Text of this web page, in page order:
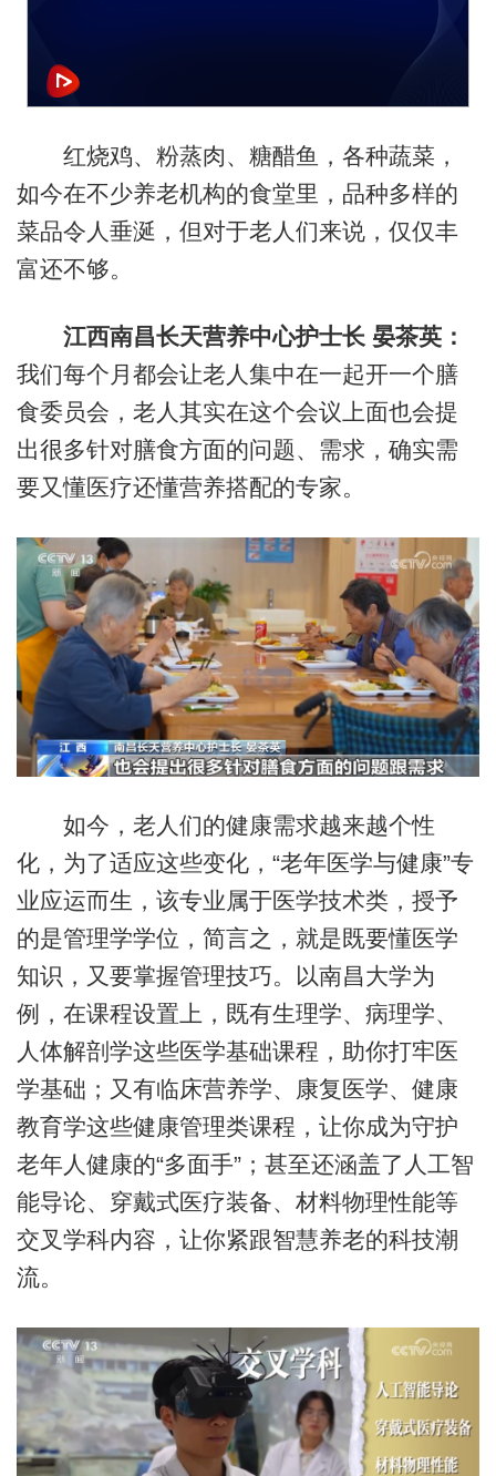
红烧鸡、粉蒸肉、糖醋鱼，各种蔬菜，
如今在不少养老机构的食堂里，品种多样的
菜品令人垂涎，但对于老人们来说，仅仅丰
富还不够。
江西南昌长天营养中心护士长 晏茶英：
我们每个月都会让老人集中在一起开一个膳
食委员会，老人其实在这个会议上面也会提
出很多针对膳食方面的问题、需求，确实需
要又懂医疗还懂营养搭配的专家。
如今，老人们的健康需求越来越个性
化，为了适应这些变化，“老年医学与健康”专
业应运而生，该专业属于医学技术类，授予
的是管理学学位，简言之，就是既要懂医学
知识，又要掌握管理技巧。以南昌大学为
例，在课程设置上，既有生理学、病理学、
人体解剖学这些医学基础课程，助你打牢医
学基础；又有临床营养学、康复医学、健康
教育学这些健康管理类课程，让你成为守护
老年人健康的“多面手”；甚至还涵盖了人工智
能导论、穿戴式医疗装备、材料物理性能等
交叉学科内容，让你紧跟智慧养老的科技潮
流。